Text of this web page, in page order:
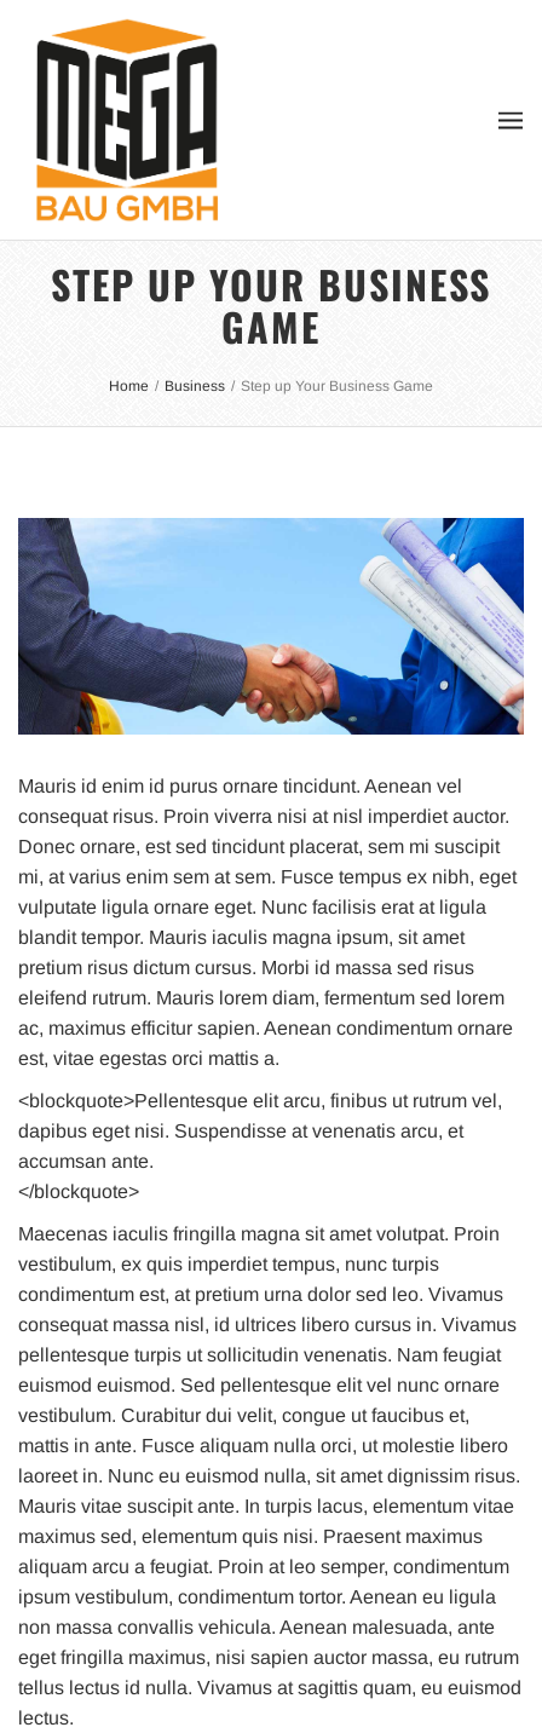
STEP UP YOUR BUSINESS
GAME
Home / Business / Step up Your Business Game
Mauris id enim id purus ornare tincidunt. Aenean vel
consequat risus. Proin viverra nisi at nisl imperdiet auctor.
Donec ornare, est sed tincidunt placerat, sem mi suscipit
mi, at varius enim sem at sem. Fusce tempus ex nibh, eget
vulputate ligula ornare eget. Nunc facilisis erat at ligula
blandit tempor. Mauris iaculis magna ipsum, sit amet
pretium risus dictum cursus. Morbi id massa sed risus
eleifend rutrum. Mauris lorem diam, fermentum sed lorem
ac, maximus efficitur sapien. Aenean condimentum ornare
est, vitae egestas orci mattis a.
<blockquote>Pellentesque elit arcu, finibus ut rutrum vel,
dapibus eget nisi. Suspendisse at venenatis arcu, et
accumsan ante.
</blockquote>
Maecenas iaculis fringilla magna sit amet volutpat. Proin
vestibulum, ex quis imperdiet tempus, nunc turpis
condimentum est, at pretium urna dolor sed leo. Vivamus
consequat massa nisl, id ultrices libero cursus in. Vivamus
pellentesque turpis ut sollicitudin venenatis. Nam feugiat
euismod euismod. Sed pellentesque elit vel nunc ornare
vestibulum. Curabitur dui velit, congue ut faucibus et,
mattis in ante. Fusce aliquam nulla orci, ut molestie libero
laoreet in. Nunc eu euismod nulla, sit amet dignissim risus.
Mauris vitae suscipit ante. In turpis lacus, elementum vitae
maximus sed, elementum quis nisi. Praesent maximus
aliquam arcu a feugiat. Proin at leo semper, condimentum
ipsum vestibulum, condimentum tortor. Aenean eu ligula
non massa convallis vehicula. Aenean malesuada, ante
eget fringilla maximus, nisi sapien auctor massa, eu rutrum
tellus lectus id nulla. Vivamus at sagittis quam, eu euismod
lectus.